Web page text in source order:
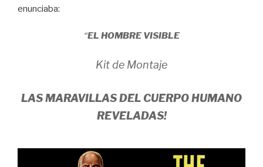
enunciaba:
“EL HOMBRE VISIBLE
Kit de Montaje
LAS MARAVILLAS DEL CUERPO HUMANO
REVELADAS!